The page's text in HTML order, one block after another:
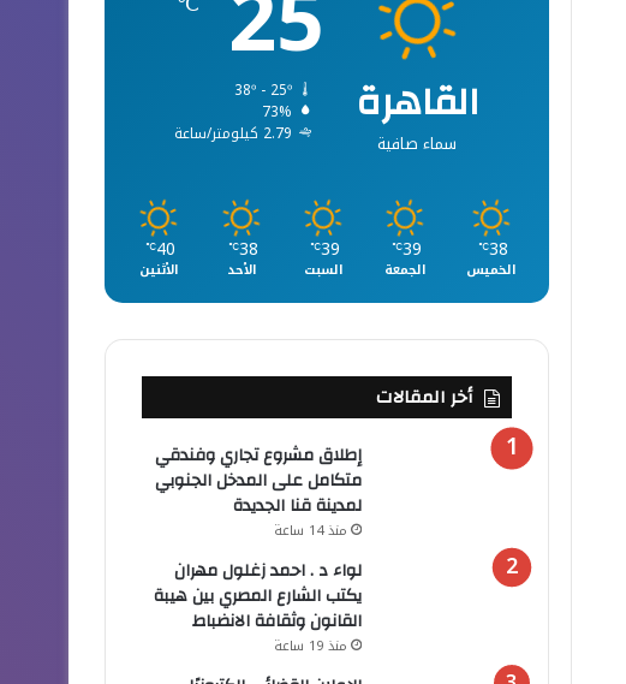
القاهرة
سماء صافية
38º - 25º
73%
2.79 كيلومتر/ساعة
38
℃
الخميس
39
℃
الجمعة
39
℃
السبت
38
℃
الأحد
40
℃
الأثنين
أخر المقالات
إطلاق مشروع تجاري وفندقي
متكامل على المدخل الجنوبي
لمدينة قنا الجديدة
منذ 14 ساعة
لواء د . احمد زغلول مهران
يكتب الشارع المصري بين هيبة
القانون وثقافة الانضباط
منذ 19 ساعة